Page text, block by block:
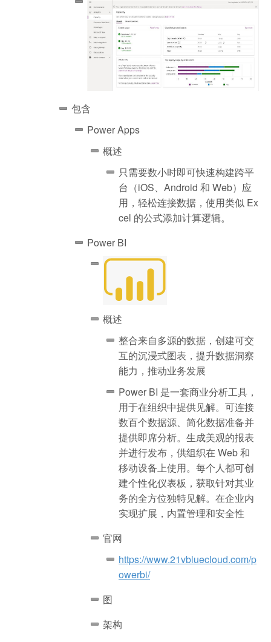
包含
Power Apps
概述
只需要数小时即可快速构建跨平
台（iOS、Android 和 Web）应
用，轻松连接数据，使用类似 Ex
cel 的公式添加计算逻辑。
Power BI
概述
整合来自多源的数据，创建可交
互的沉浸式图表，提升数据洞察
能力，推动业务发展
Power BI 是一套商业分析工具，
用于在组织中提供见解。可连接
数百个数据源、简化数据准备并
提供即席分析。生成美观的报表
并进行发布，供组织在 Web 和
移动设备上使用。每个人都可创
建个性化仪表板，获取针对其业
务的全方位独特见解。在企业内
实现扩展，内置管理和安全性
官网
https://www.21vbluecloud.com/p
owerbi/
图
架构